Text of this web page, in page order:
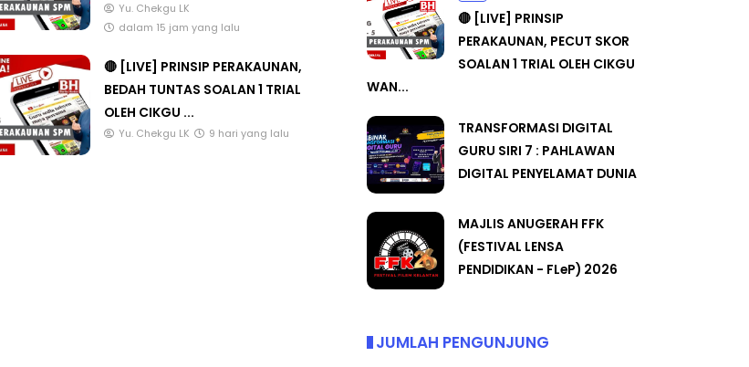
Yu. Chekgu LK
dalam 15 jam yang lalu
🔴 [LIVE] PRINSIP PERAKAUNAN,
BEDAH TUNTAS SOALAN 1 TRIAL
OLEH CIKGU ...
Yu. Chekgu LK 9 hari yang lalu
🔴 [LIVE] PRINSIP
PERAKAUNAN, PECUT SKOR
SOALAN 1 TRIAL OLEH CIKGU
WAN...
TRANSFORMASI DIGITAL
GURU SIRI 7 : PAHLAWAN
DIGITAL PENYELAMAT DUNIA
MAJLIS ANUGERAH FFK
(FESTIVAL LENSA
PENDIDIKAN - FLeP) 2026
JUMLAH PENGUNJUNG